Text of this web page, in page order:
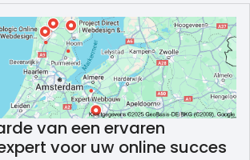
van een ervaren
voor uw online succes